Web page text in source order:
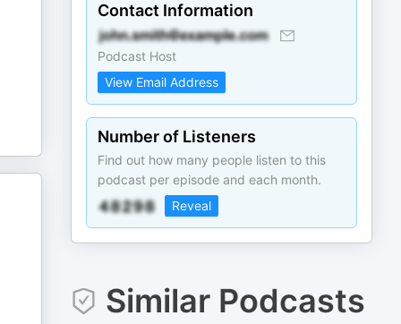
Contact Information
Podcast Host
View Email Address
Number of Listeners
Find out how many people listen to this
podcast per episode and each month.
Reveal
Similar Podcasts